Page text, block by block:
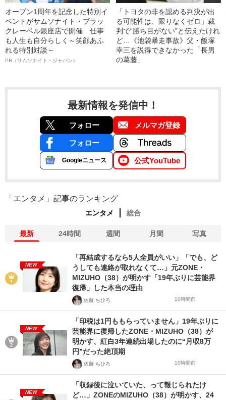
オープン1周年を記念した特別イ
ベントがサムソナイト・ブラッ
クレーベル銀座店で開催 仕事
も人生も自分らしく～笑顔あふ
れる特別対談～
PR（サムソナイト・ジャパン）
「トヨタの非を認める判決が出
る可能性は、限りなくゼロ」裁
判で“勝ち目がない”と伝えたけれ
ど…《池袋暴走事故》父・飯塚
幸三を説得できなかった「長男
の葛藤」
最新情報を発信中！
フォロー メルマガ登録
フォロー
Googleニュース 公式YouTube
「エンタメ」記事のランキング
エンタメ 総合
最新 24時間 週間 月間 写真
NEW
「再結成するなら5人全員がいい」「でも、ど
うしても連絡が取れなくて…」元ZONE・
MIZUHO（38）が明かす「19年ぶりに芸能界
復帰」した本当の理由
佐藤 ちひろ 10時間前
NEW
「印税は1円ももらっていません」19年ぶりに
芸能界に復帰したZONE・MIZUHO（38）が
明かす、紅白3年連続出場したのに“月収8万
円”だった絶頂期
佐藤 ちひろ 10時間前
NEW
「収録後に泣いていた、って報じられたけ
ど…」ZONEのMIZUHO（38）が明かす、24